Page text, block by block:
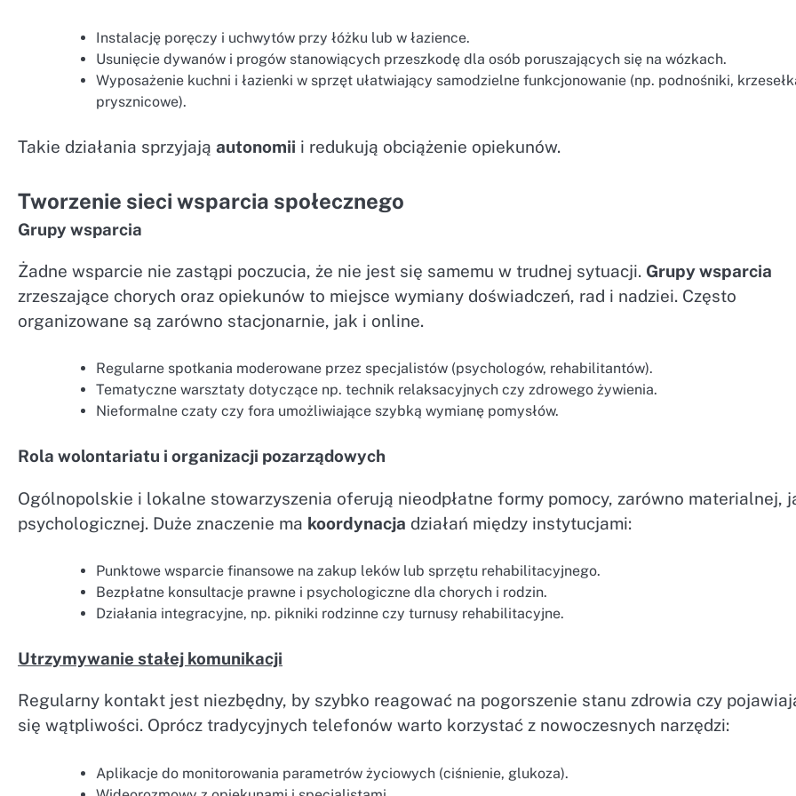
Instalację poręczy i uchwytów przy łóżku lub w łazience.
Usunięcie dywanów i progów stanowiących przeszkodę dla osób poruszających się na wózkach.
Wyposażenie kuchni i łazienki w sprzęt ułatwiający samodzielne funkcjonowanie (np. podnośniki,
prysznicowe).
Takie działania sprzyjają autonomii i redukują obciążenie opiekunów.
Tworzenie sieci wsparcia społecznego
Grupy wsparcia
Żadne wsparcie nie zastąpi poczucia, że nie jest się samemu w trudnej sytuacji. Grupy wsparcia
zrzeszające chorych oraz opiekunów to miejsce wymiany doświadczeń, rad i nadziei. Często
organizowane są zarówno stacjonarnie, jak i online.
Regularne spotkania moderowane przez specjalistów (psychologów, rehabilitantów).
Tematyczne warsztaty dotyczące np. technik relaksacyjnych czy zdrowego żywienia.
Nieformalne czaty czy fora umożliwiające szybką wymianę pomysłów.
Rola wolontariatu i organizacji pozarządowych
Ogólnopolskie i lokalne stowarzyszenia oferują nieodpłatne formy pomocy, zarówno materialnej,
psychologicznej. Duże znaczenie ma koordynacja działań między instytucjami:
Punktowe wsparcie finansowe na zakup leków lub sprzętu rehabilitacyjnego.
Bezpłatne konsultacje prawne i psychologiczne dla chorych i rodzin.
Działania integracyjne, np. pikniki rodzinne czy turnusy rehabilitacyjne.
Utrzymywanie stałej komunikacji
Regularny kontakt jest niezbędny, by szybko reagować na pogorszenie stanu zdrowia czy
się wątpliwości. Oprócz tradycyjnych telefonów warto korzystać z nowoczesnych narzędzi:
Aplikacje do monitorowania parametrów życiowych (ciśnienie, glukoza).